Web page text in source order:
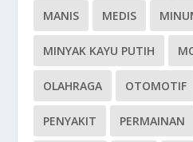
MANIS MEDIS
MINYAK KAYU PUTIH
OLAHRAGA OTOMOTIF
PENYAKIT PERMAINAN